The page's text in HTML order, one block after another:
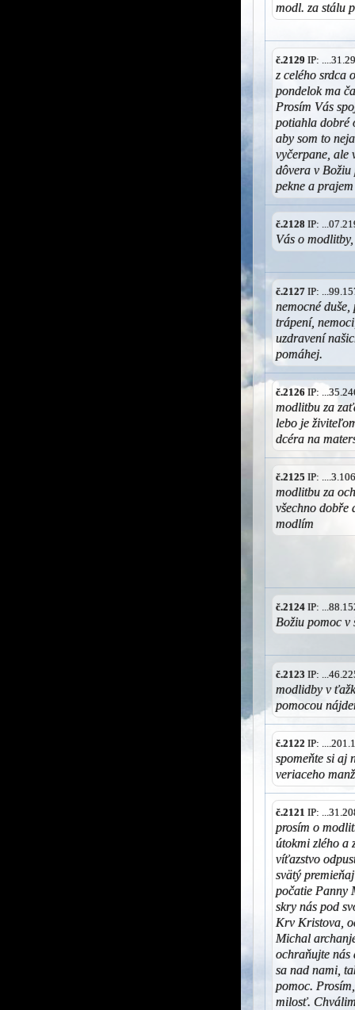
modl. za stálu
č.2129 IP:
z celého srdca
pondelok ma
Prosím Vás
potiahla dobré
aby som to
vyčerpane, ale
dôvera v
pekne a
č.2128 IP:
Vás o
č.2127 IP:
nemocné
trápení,
uzdravení
pomáhej.
č.2126 IP:
modlitbu za
lebo je
dcéra na
č.2125 IP:
modlitbu za
všechno dobře
modlím
č.2124 IP:
Božiu pomoc v
č.2123 IP:
modlidby v
pomocou
č.2122 IP:
spomeňte si aj
veriaceho
č.2121 IP:
prosím o
útokmi zlého a
víťazstvo
svätý
počatie Panny
skry nás pod
Krv Kristova,
Michal
ochraňujte nás
sa nad nami,
pomoc.
milosť.